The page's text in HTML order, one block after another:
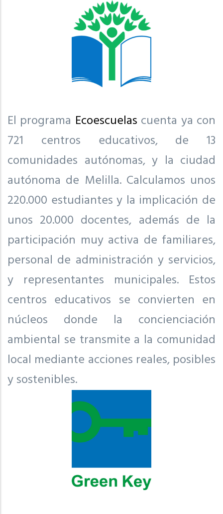
El programa Ecoescuelas cuenta ya con
721 centros educativos, de 13
comunidades autónomas, y la ciudad
autónoma de Melilla. Calculamos unos
220.000 estudiantes y la implicación de
unos 20.000 docentes, además de la
participación muy activa de familiares,
personal de administración y servicios,
y representantes municipales. Estos
centros educativos se convierten en
núcleos donde la concienciación
ambiental se transmite a la comunidad
local mediante acciones reales, posibles
y sostenibles.